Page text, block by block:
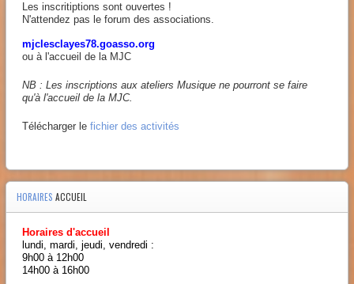
Les inscritiptions sont ouvertes !
N'attendez pas le forum des associations.
mjclesclayes78.goasso.org
ou à l'accueil de la MJC
NB : Les inscriptions aux ateliers Musique ne pourront se faire
qu'à l'accueil de la MJC.
Télécharger le fichier des activités
HORAIRES ACCUEIL
Horaires d'accueil
lundi, mardi, jeudi, vendredi :
9h00 à 12h00
14h00 à 16h00